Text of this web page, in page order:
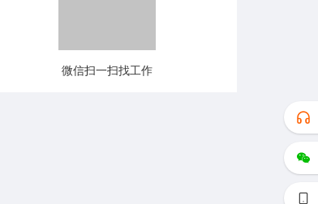
微信扫一扫找工作